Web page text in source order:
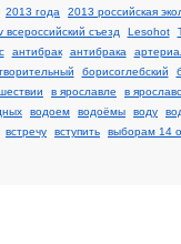
2013 года
2013 российская
всероссийский съезд Lesohot
антибрак антибрака
борисоглебский
в ярославле
в
водоем водоёмы воду
встречу вступить выборам 14